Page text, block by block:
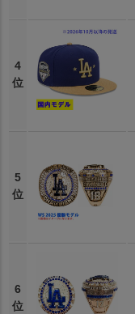
4
位
5
位
6
位